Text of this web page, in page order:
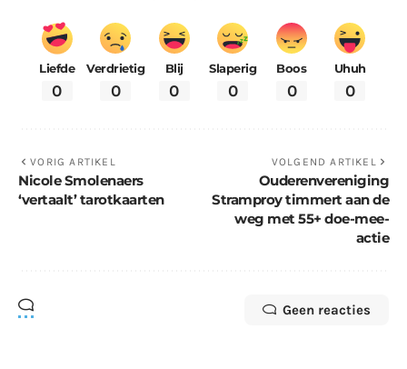
Liefde
0
Verdrietig
0
Blij
0
Slaperig
0
Boos
0
Uhuh
0
VORIG ARTIKEL
Nicole Smolenaers
‘vertaalt’ tarotkaarten
VOLGEND ARTIKEL
Ouderenvereniging
Stramproy timmert aan de
weg met 55+ doe-mee-
actie
Geen reacties